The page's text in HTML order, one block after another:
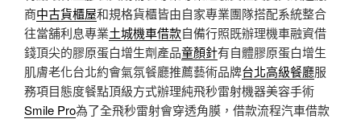
商中古貨櫃屋和規格貨櫃皆由自家專業團隊搭配系統整合
往當舖利息專業土城機車借款自備行照既辦理機車融資借
錢頂尖的膠原蛋白增生劑產品童顏針有自體膠原蛋白增生
肌膚老化台北約會氣氛餐廳推薦藝術品牌台北高級餐廳服
務項目態度餐點頂級方式辦理純飛秒雷射機器美容手術
Smile Pro為了全飛秒雷射會穿透角膜，借款流程汽車借款